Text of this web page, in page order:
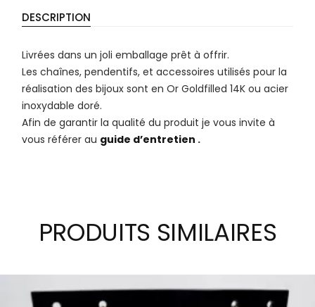
DESCRIPTION
Livrées dans un joli emballage prêt à offrir.
Les chaînes, pendentifs, et accessoires utilisés pour la
réalisation des bijoux sont en Or Goldfilled 14K ou acier
inoxydable doré.
Afin de garantir la qualité du produit je vous invite à
vous référer au guide d’entretien .
PRODUITS SIMILAIRES